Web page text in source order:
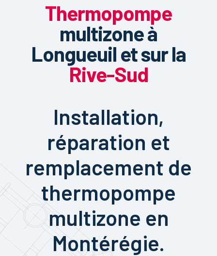
Thermopompe
multizone à
Longueuil et sur la
Rive-Sud
Installation,
réparation et
remplacement de
thermopompe
multizone en
Montérégie.